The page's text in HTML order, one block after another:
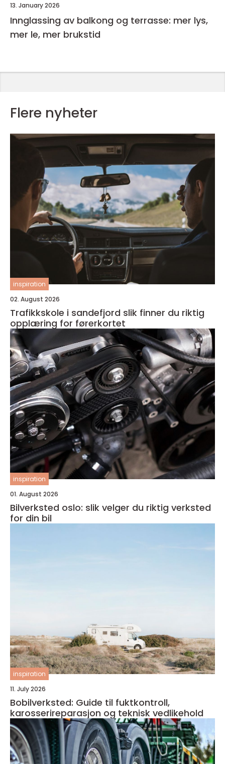
13. January 2026
Innglassing av balkong og terrasse: mer lys,
mer le, mer brukstid
Flere nyheter
inspiration
02. August 2026
Trafikkskole i sandefjord slik finner du riktig
opplæring for førerkortet
inspiration
01. August 2026
Bilverksted oslo: slik velger du riktig verksted
for din bil
inspiration
11. July 2026
Bobilverksted: Guide til fuktkontroll,
karosserireparasjon og teknisk vedlikehold